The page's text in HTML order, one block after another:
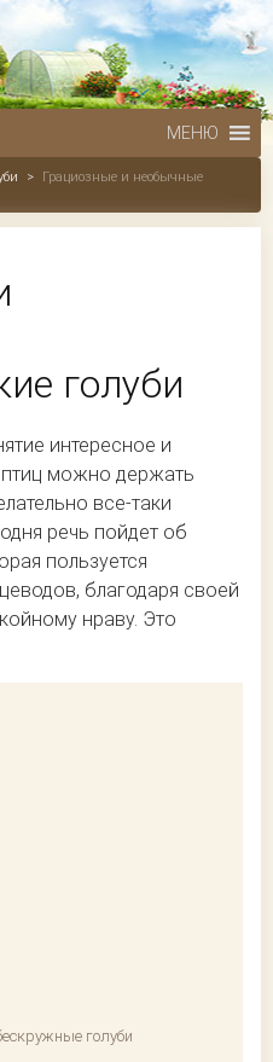
МЕНЮ
>
Грациозные и необычные
голуби
интересное и
можно держать
все-таки
речь пойдет об
пользуется
благодаря своей
нраву. Это
голуби